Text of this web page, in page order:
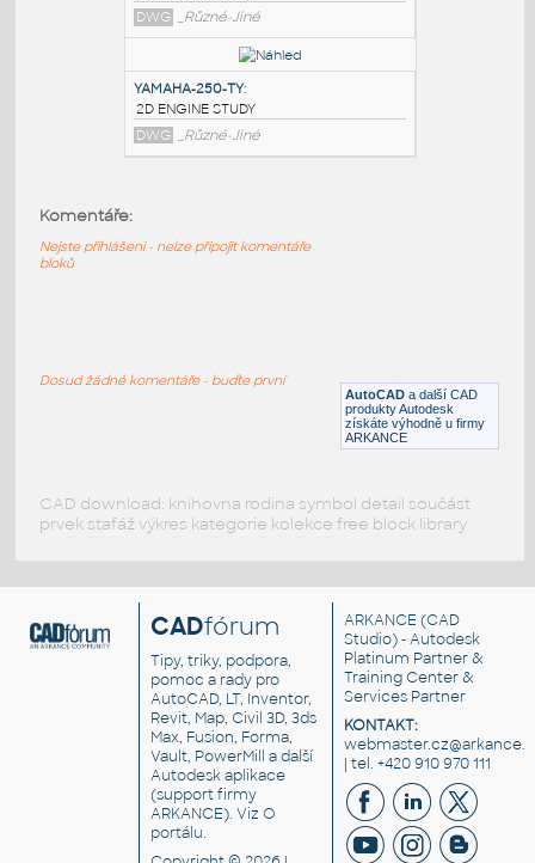
DUCATI MHR 1000-2D ENGINE STUDY
DWG Motory a příslušenství
DWG _Různé-Jiné
DWG _Různé-Jiné
AutoCAD a další CAD
produkty Autodesk
získáte výhodně u firmy
ARKANCE
Komentáře:
Nejste přihlášeni - nelze připojit komentáře
bloků
Dosud žádné komentáře - buďte první
CAD download: knihovna rodina symbol detail součást
prvek stafáž výkres kategorie kolekce free block library
CADfórum
Tipy, triky, podpora,
pomoc a rady pro
AutoCAD, LT, Inventor,
Revit, Map, Civil 3D, 3ds
Max, Fusion, Forma,
Vault, PowerMill a další
Autodesk aplikace
(support firmy
ARKANCE). VizO
portálu.
ARKANCE (CAD
Studio) - Autodesk
Platinum Partner &
Training Center &
Services Partner
KONTAKT:
| tel. +420 910 970 111